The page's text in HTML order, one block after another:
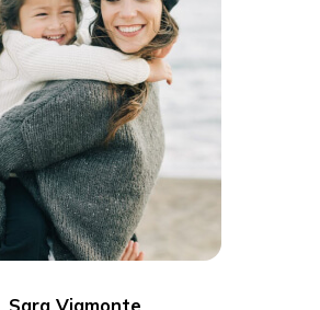
Sara Viamonte